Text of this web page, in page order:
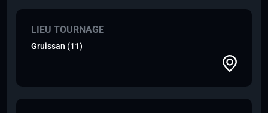
LIEU TOURNAGE
Gruissan (11)